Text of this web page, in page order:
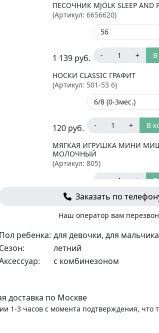
ПЕСОЧНИК MJÖLK SLEEP AND
(Артикул: 6656620)
1 139 руб. - + В
НОСКИ CLASSIC ГРАФИТ
(Артикул: 501-53 6)
120 руб. - + В
МЯГКАЯ ИГРУШКА МИНИ
МОЛОЧНЫЙ
(Артикул: 805)
+ В
Заказать по
Наш оператор вам
Пол ребенка: для девочки, для мальчика
Сезон:
летний
с комбинезоном
доставка по Москве
1-3 часов с момента подтверждения, что